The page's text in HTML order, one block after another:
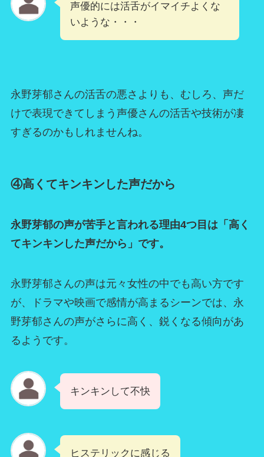
声優的には活舌がイマイチよくな
いような・・・
永野芽郁さんの活舌の悪さよりも、むしろ、声だ
けで表現できてしまう声優さんの活舌や技術が凄
すぎるのかもしれませんね。
④高くてキンキンした声だから
永野芽郁の声が苦手と言われる理由4つ目は「高く
てキンキンした声だから」です。
永野芽郁さんの声は元々女性の中でも高い方です
が、ドラマや映画で感情が高まるシーンでは、永
野芽郁さんの声がさらに高く、鋭くなる傾向があ
るようです。
キンキンして不快
ヒステリックに感じる